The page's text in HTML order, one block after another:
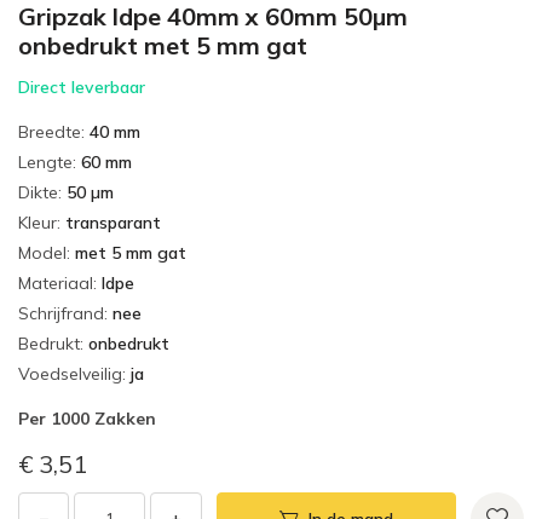
Gripzak ldpe 40mm x 60mm 50µm
onbedrukt met 5 mm gat
Direct leverbaar
Breedte: 40 mm
Lengte: 60 mm
Dikte: 50 µm
Kleur: transparant
Model: met 5 mm gat
Materiaal: ldpe
Schrijfrand: nee
Bedrukt: onbedrukt
Voedselveilig: ja
Per 1000 Zakken
€ 3,51